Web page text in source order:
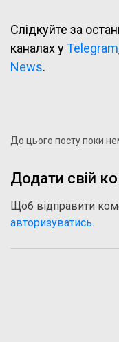
Слідкуйте за
каналах уTelegram
News.
До цього посту поки
Додати свій
Щоб відправити
авторизуватись.